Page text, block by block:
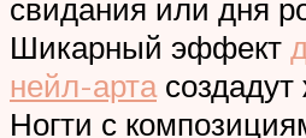
свидания или дня
Шикарный эффект
нейл-артасоздадут
Ногти с